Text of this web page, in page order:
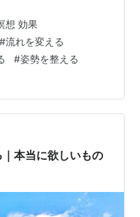
まずするといいこ
いうことをお話しし
できることですが、
でも効果は絶大なの
さいね(^^) 瞑想…
想 効果
#流れを変える
#姿勢を整える
本当に欲しいもの